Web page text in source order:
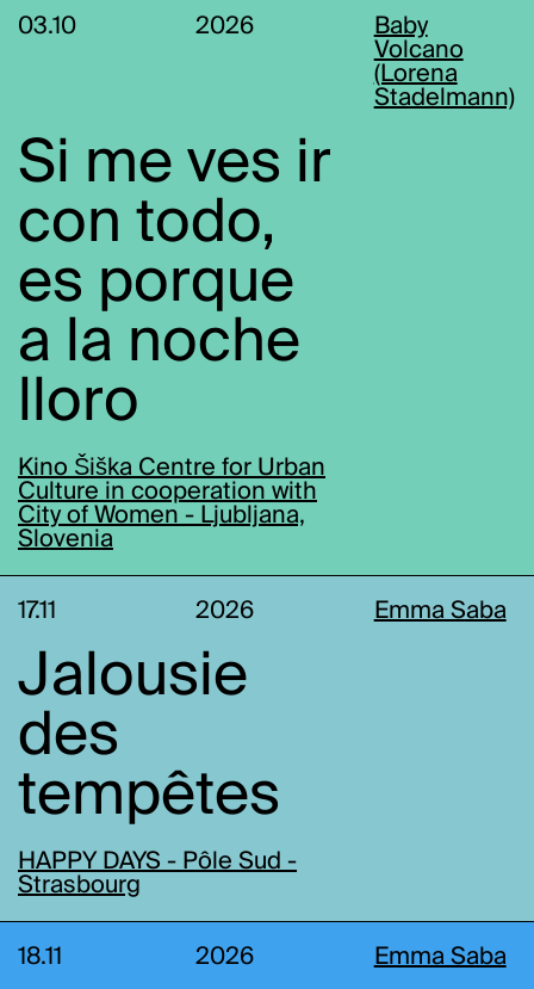
03.10 2026
Baby
Volcano
(Lorena
Stadelmann)
Si me ves ir
con todo,
es porque
a la noche
lloro
Kino Šiška Centre for Urban
Culture in cooperation with
City of Women - Ljubljana,
Slovenia
17.11 2026 Emma Saba
Jalousie
des
tempêtes
HAPPY DAYS - Pôle Sud -
Strasbourg
18.11 2026 Emma Saba